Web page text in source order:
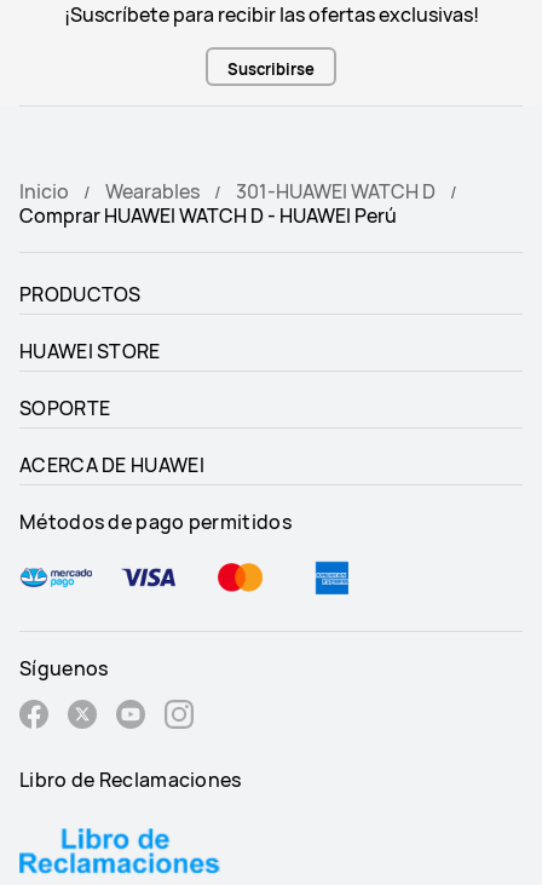
¡Suscríbete para recibir las ofertas exclusivas!
Suscribirse
Inicio Wearables
301-HUAWEI WATCH D
Comprar HUAWEI WATCH D - HUAWEI Perú
PRODUCTOS
HUAWEI STORE
SOPORTE
ACERCA DE HUAWEI
Métodos de pago permitidos
Síguenos
Libro de Reclamaciones